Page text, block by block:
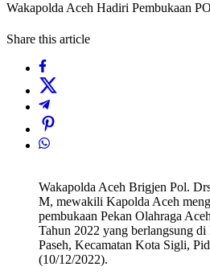
Wakapolda Aceh Hadiri Pembukaan
Share this article
Wakapolda Aceh Brigjen Pol.
M, mewakili Kapolda Aceh
pembukaan Pekan Olahraga
Tahun 2022 yang berlangsung
Paseh, Kecamatan Kota Sigli,
(10/12/2022).